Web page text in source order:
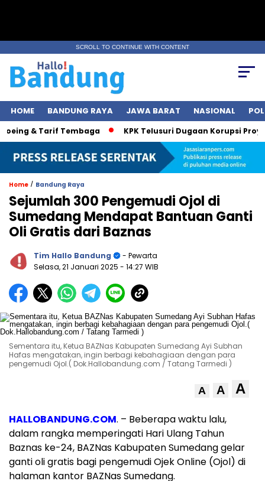
SCROLL TO CONTINUE WITH CONTENT
HOME BANDUNG RAYA JAWA BARAT NASIONAL
& Tarif Tembaga KPK Telusuri Dugaan Korupsi
Home / Bandung Raya
Sejumlah 300 Pengemudi Ojol di
Sumedang Mendapat Bantuan Ganti
Oli Gratis dari Baznas
Tim Hallo Bandung
- Pewarta
Selasa, 21 Januari 2025 - 14:27 WIB
Sementara itu, Ketua BAZNas Kabupaten Sumedang Ayi Subhan
Hafas mengatakan, ingin berbagi kebahagiaan dengan para
pengemudi Ojol.( Dok.Hallobandung.com / Tatang Tarmedi )
A A A
HALLOBANDUNG.COM. – Beberapa waktu lalu,
dalam rangka memperingati Hari Ulang Tahun
Baznas ke-24, BAZNas Kabupaten Sumedang gelar
ganti oli gratis bagi pengemudi Ojek Online (Ojol) di
halaman kantor BAZNas Sumedang.